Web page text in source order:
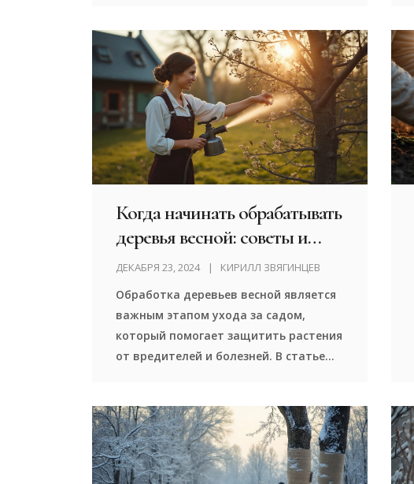
о том, какие ошибки чаще всего
совершаются садоводами, и получите
советы, как сохранить ваш сад в
отличном состоянии. Подготовьтесь к
сезону правильно и защитите свою
коллекцию от перегрева.
Когда начинать обрабатывать
деревья весной: советы и
рекомендации
ДЕКАБРЯ 23, 2024 КИРИЛЛ ЗВЯГИНЦЕВ
Обработка деревьев весной является
важным этапом ухода за садом,
который помогает защитить растения
от вредителей и болезней. В статье
обработки, методы и средства
защиты деревьев. Также приведены
советы по органическим способам
борьбы с вредителями, чтобы